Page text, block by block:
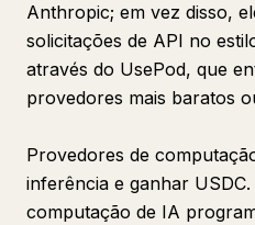
Anthropic; em vez disso,
solicitações de API no
através do UsePod, que
provedores mais baratos
Provedores de
inferência e ganhar
computação de IA